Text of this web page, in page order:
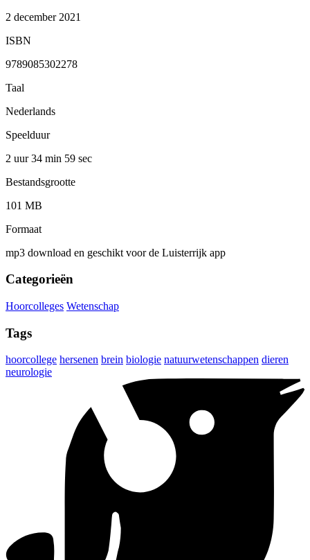
2 december 2021
ISBN
9789085302278
Taal
Nederlands
Speelduur
2 uur 34 min 59 sec
Bestandsgrootte
101 MB
Formaat
mp3 download en geschikt voor de Luisterrijk app
Categorieën
Hoorcolleges Wetenschap
Tags
hoorcollege hersenen brein biologie natuurwetenschappen dieren
neurologie